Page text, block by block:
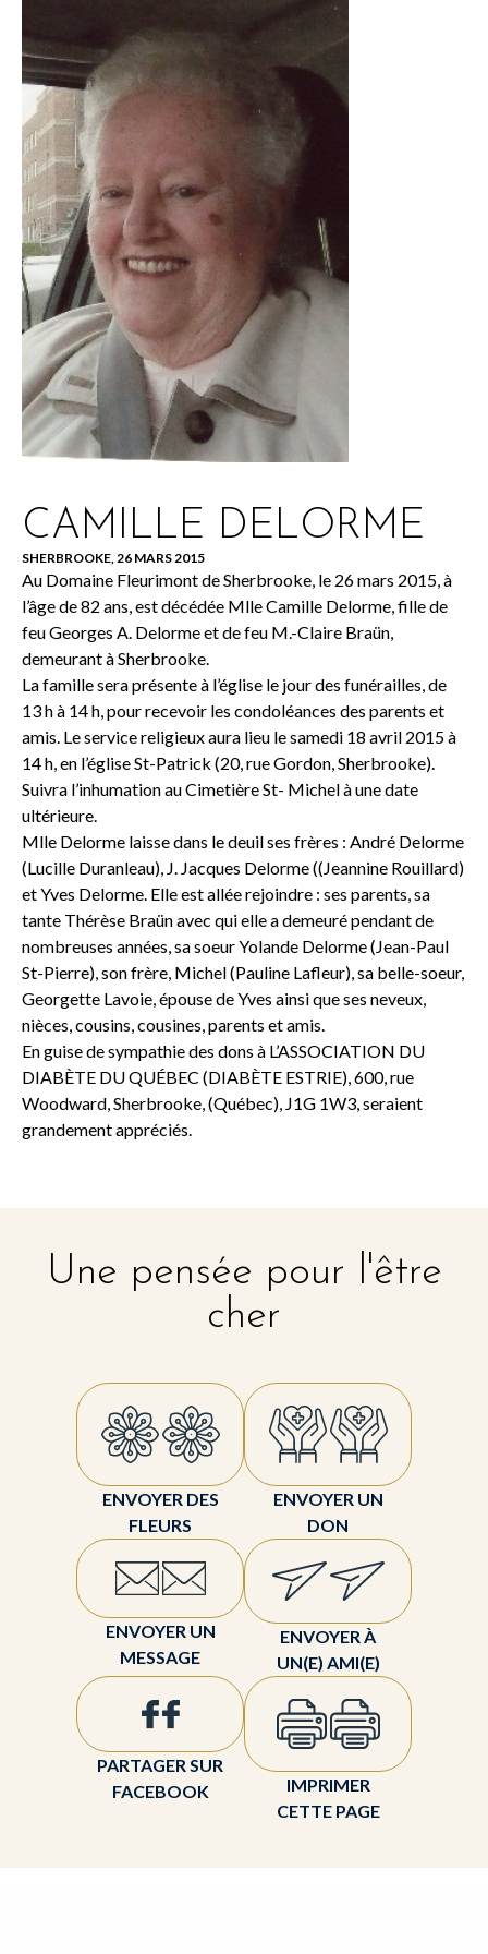
CAMILLE DELORME
SHERBROOKE, 26 MARS 2015
Au Domaine Fleurimont de Sherbrooke, le 26 mars 2015, à
l’âge de 82 ans, est décédée Mlle Camille Delorme, fille de
feu Georges A. Delorme et de feu M.-Claire Braün,
demeurant à Sherbrooke.
La famille sera présente à l’église le jour des funérailles, de
13 h à 14 h, pour recevoir les condoléances des parents et
amis. Le service religieux aura lieu le samedi 18 avril 2015 à
14 h, en l’église St-Patrick (20, rue Gordon, Sherbrooke).
Suivra l’inhumation au Cimetière St- Michel à une date
ultérieure.
Mlle Delorme laisse dans le deuil ses frères : André Delorme
(Lucille Duranleau), J. Jacques Delorme ((Jeannine Rouillard)
et Yves Delorme. Elle est allée rejoindre : ses parents, sa
tante Thérèse Braün avec qui elle a demeuré pendant de
nombreuses années, sa soeur Yolande Delorme (Jean-Paul
St-Pierre), son frère, Michel (Pauline Lafleur), sa belle-soeur,
Georgette Lavoie, épouse de Yves ainsi que ses neveux,
nièces, cousins, cousines, parents et amis.
En guise de sympathie des dons à L’ASSOCIATION DU
DIABÈTE DU QUÉBEC (DIABÈTE ESTRIE), 600, rue
Woodward, Sherbrooke, (Québec), J1G 1W3, seraient
grandement appréciés.
Une pensée pour l'être
cher
ENVOYER DES
FLEURS
ENVOYER UN
DON
ENVOYER UN
MESSAGE
ENVOYER À
UN(E) AMI(E)
PARTAGER SUR
FACEBOOK
IMPRIMER
CETTE PAGE